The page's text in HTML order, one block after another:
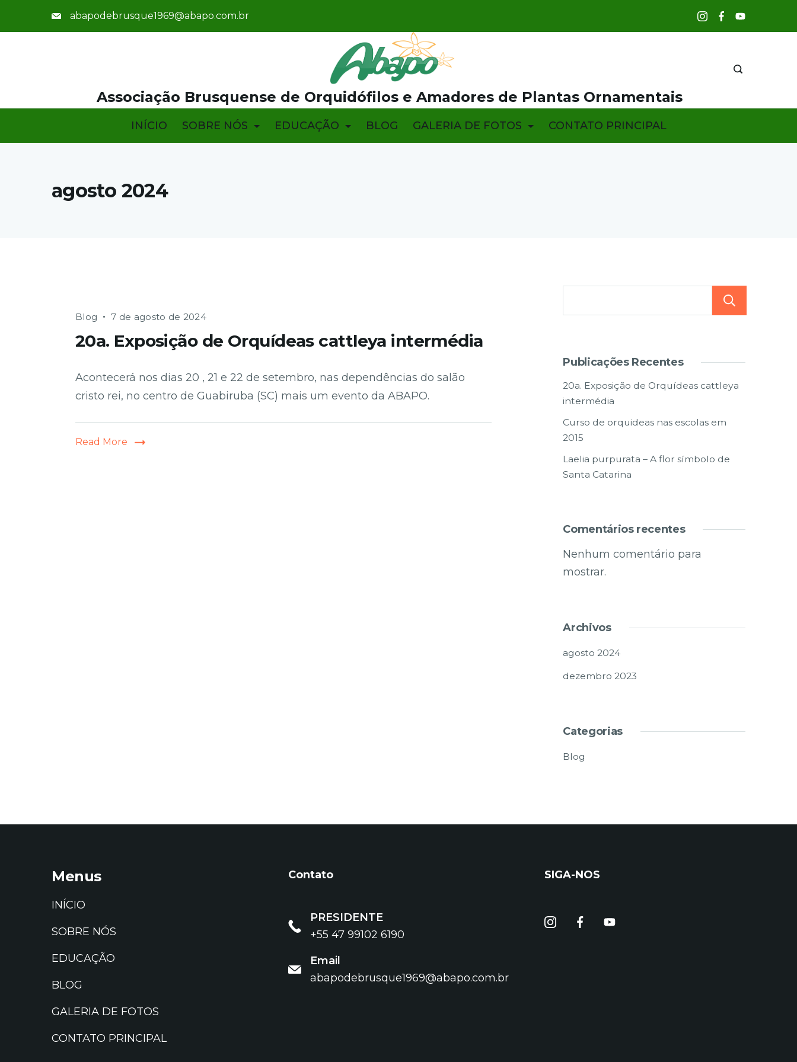
abapodebrusque1969@abapo.com.br
Associação Brusquense de Orquidófilos e Amadores de Plantas Ornamentais
INÍCIO SOBRE NÓS EDUCAÇÃO BLOG GALERIA DE FOTOS CONTATO PRINCIPAL
agosto 2024
Blog 7 de agosto de 2024
20a. Exposição de Orquídeas cattleya intermédia
Acontecerá nos dias 20 , 21 e 22 de setembro, nas dependências do salão
cristo rei, no centro de Guabiruba (SC) mais um evento da ABAPO.
Read More
Publicações Recentes
20a. Exposição de Orquídeas cattleya
intermédia
Curso de orquideas nas escolas em
2015
Laelia purpurata – A flor símbolo de
Santa Catarina
Comentários recentes
Nenhum comentário para
mostrar.
Archivos
agosto 2024
dezembro 2023
Categorias
Blog
Menus
INÍCIO
SOBRE NÓS
EDUCAÇÃO
BLOG
GALERIA DE FOTOS
CONTATO PRINCIPAL
Contato
PRESIDENTE
+55 47 99102 6190
Email
abapodebrusque1969@abapo.com.br
SIGA-NOS